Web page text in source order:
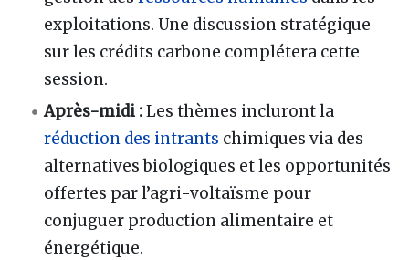
exploitations. Une discussion stratégique
sur les crédits carbone complétera cette
session.
Après-midi :Les thèmes incluront la
réduction des intrants chimiques via des
alternatives biologiques et les opportunités
offertes par l’agri-voltaïsme pour
conjuguer production alimentaire et
énergétique.